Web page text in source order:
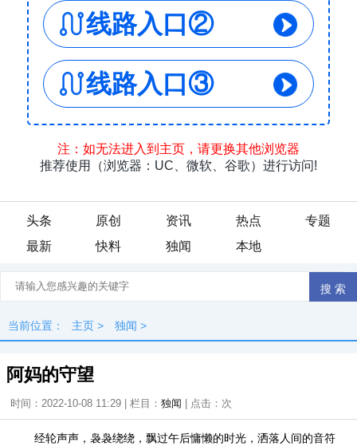
头条 原创 资讯 热点
专题
最新
快料 独闻 本地
当前位置： 主页 > 独闻 >
阿妈的守望
时间：2022-10-08 11:29 | 栏目： 独闻 | 点击： 次
经轮声声，袅袅绕绕，飘过午后慵懒的时光，洒落人间的音符